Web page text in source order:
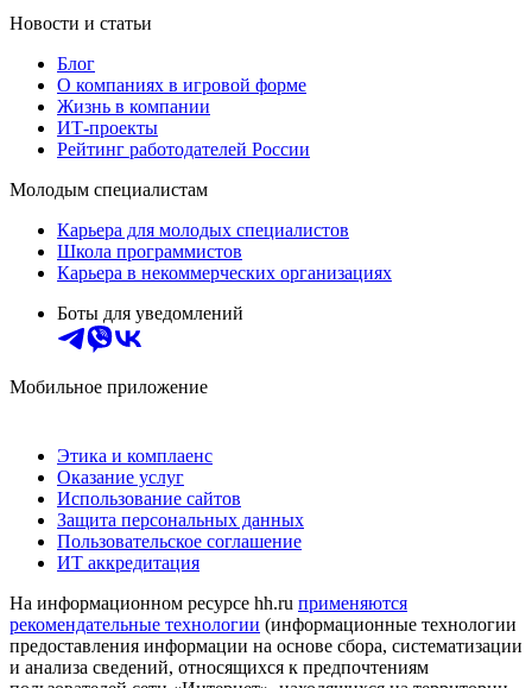
Новости и статьи
Блог
О компаниях в игровой форме
Жизнь в компании
ИТ-проекты
Рейтинг работодателей России
Молодым специалистам
Карьера для молодых специалистов
Школа программистов
Карьера в некоммерческих организациях
Боты для уведомлений
Мобильное приложение
Этика и комплаенс
Оказание услуг
Использование сайтов
Защита персональных данных
Пользовательское соглашение
ИТ аккредитация
На информационном ресурсе hh.ru применяются
рекомендательные технологии (информационные технологии
предоставления информации на основе сбора, систематизации
и анализа сведений, относящихся к предпочтениям